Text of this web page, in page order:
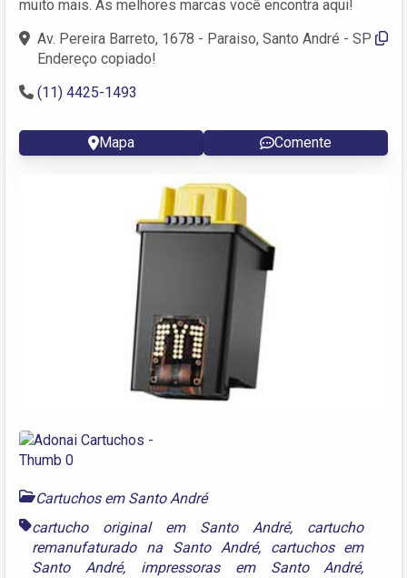
muito mais. As melhores marcas você encontra aqui!
Av. Pereira Barreto, 1678 - Paraiso, Santo André - SP
Endereço copiado!
(11) 4425-1493
Mapa Comente
Cartuchos em Santo André
cartucho original em Santo André, cartucho
remanufaturado na Santo André, cartuchos em
Santo André, impressoras em Santo André,